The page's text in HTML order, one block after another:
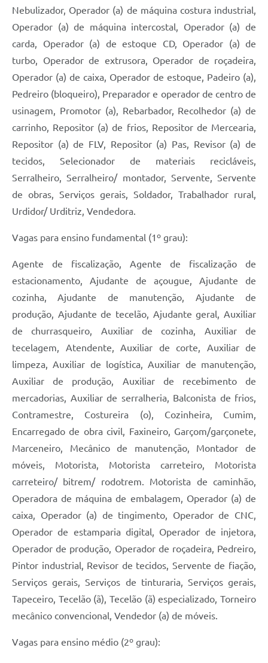
Nebulizador, Operador (a) de máquina costura industrial,
Operador (a) de máquina intercostal, Operador (a) de
carda, Operador (a) de estoque CD, Operador (a) de
turbo, Operador de extrusora, Operador de roçadeira,
Operador (a) de caixa, Operador de estoque, Padeiro (a),
Pedreiro (bloqueiro), Preparador e operador de centro de
usinagem, Promotor (a), Rebarbador, Recolhedor (a) de
carrinho, Repositor (a) de frios, Repositor de Mercearia,
Repositor (a) de FLV, Repositor (a) Pas, Revisor (a) de
tecidos, Selecionador de materiais recicláveis,
Serralheiro, Serralheiro/ montador, Servente, Servente
de obras, Serviços gerais, Soldador, Trabalhador rural,
Urdidor/ Urditriz, Vendedora.
Vagas para ensino fundamental (1º grau):
Agente de fiscalização, Agente de fiscalização de
estacionamento, Ajudante de açougue, Ajudante de
cozinha, Ajudante de manutenção, Ajudante de
produção, Ajudante de tecelão, Ajudante geral, Auxiliar
de churrasqueiro, Auxiliar de cozinha, Auxiliar de
tecelagem, Atendente, Auxiliar de corte, Auxiliar de
limpeza, Auxiliar de logística, Auxiliar de manutenção,
Auxiliar de produção, Auxiliar de recebimento de
mercadorias, Auxiliar de serralheria, Balconista de frios,
Contramestre, Costureira (o), Cozinheira, Cumim,
Encarregado de obra civil, Faxineiro, Garçom/garçonete,
Marceneiro, Mecânico de manutenção, Montador de
móveis, Motorista, Motorista carreteiro, Motorista
carreteiro/ bitrem/ rodotrem. Motorista de caminhão,
Operadora de máquina de embalagem, Operador (a) de
caixa, Operador (a) de tingimento, Operador de CNC,
Operador de estamparia digital, Operador de injetora,
Operador de produção, Operador de roçadeira, Pedreiro,
Pintor industrial, Revisor de tecidos, Servente de fiação,
Serviços gerais, Serviços de tinturaria, Serviços gerais,
Tapeceiro, Tecelão (ã), Tecelão (ã) especializado, Torneiro
mecânico convencional, Vendedor (a) de móveis.
Vagas para ensino médio (2º grau):